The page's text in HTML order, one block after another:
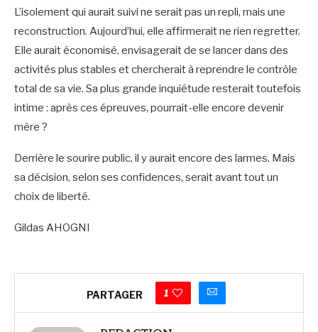
L’isolement qui aurait suivi ne serait pas un repli, mais une
reconstruction. Aujourd’hui, elle affirmerait ne rien regretter.
Elle aurait économisé, envisagerait de se lancer dans des
activités plus stables et chercherait à reprendre le contrôle
total de sa vie. Sa plus grande inquiétude resterait toutefois
intime : après ces épreuves, pourrait-elle encore devenir
mère ?
Derrière le sourire public, il y aurait encore des larmes. Mais
sa décision, selon ses confidences, serait avant tout un
choix de liberté.
Gildas AHOGNI
PARTAGER 1